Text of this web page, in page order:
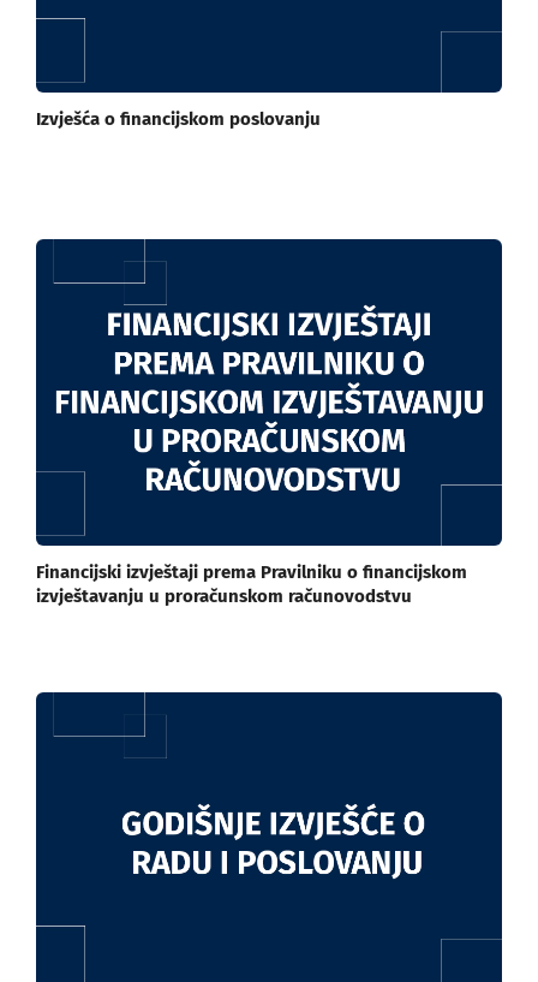
Izvješća o financijskom poslovanju
Financijski izvještaji prema Pravilniku o financijskom
izvještavanju u proračunskom računovodstvu